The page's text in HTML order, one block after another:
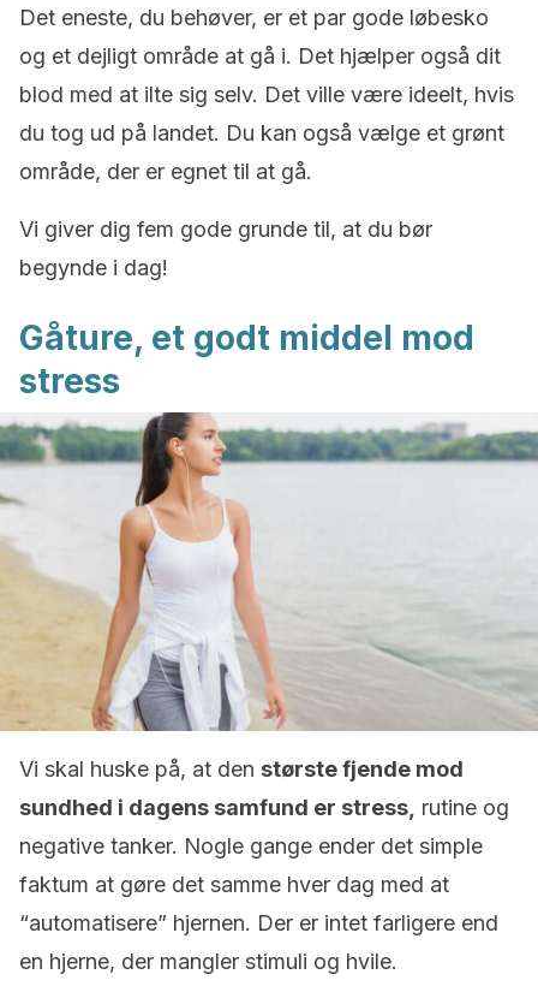
Det eneste, du behøver, er et par gode løbesko
og et dejligt område at gå i. Det hjælper også dit
blod med at ilte sig selv. Det ville være ideelt, hvis
du tog ud på landet. Du kan også vælge et grønt
område, der er egnet til at gå.
Vi giver dig fem gode grunde til, at du bør
begynde i dag!
Gåture, et godt middel mod
stress
Vi skal huske på, at den største fjende mod
sundhed i dagens samfund er stress, rutine og
negative tanker. Nogle gange ender det simple
faktum at gøre det samme hver dag med at
“automatisere” hjernen. Der er intet farligere end
en hjerne, der mangler stimuli og hvile.